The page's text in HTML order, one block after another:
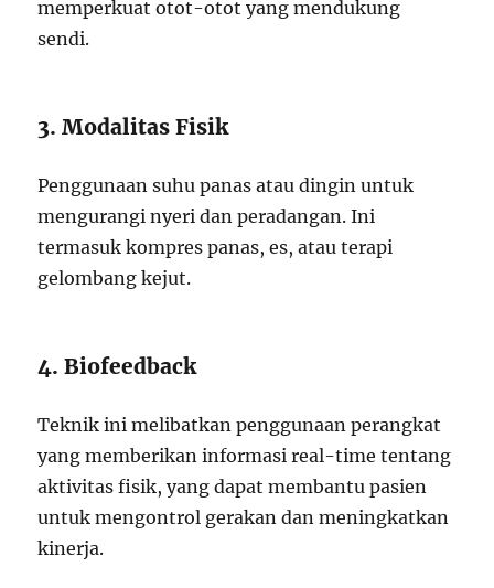
memperkuat otot-otot yang mendukung
sendi.
3. Modalitas Fisik
Penggunaan suhu panas atau dingin untuk
mengurangi nyeri dan peradangan. Ini
termasuk kompres panas, es, atau terapi
gelombang kejut.
4. Biofeedback
Teknik ini melibatkan penggunaan perangkat
yang memberikan informasi real-time tentang
aktivitas fisik, yang dapat membantu pasien
untuk mengontrol gerakan dan meningkatkan
kinerja.